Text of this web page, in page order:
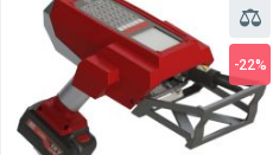
-22%